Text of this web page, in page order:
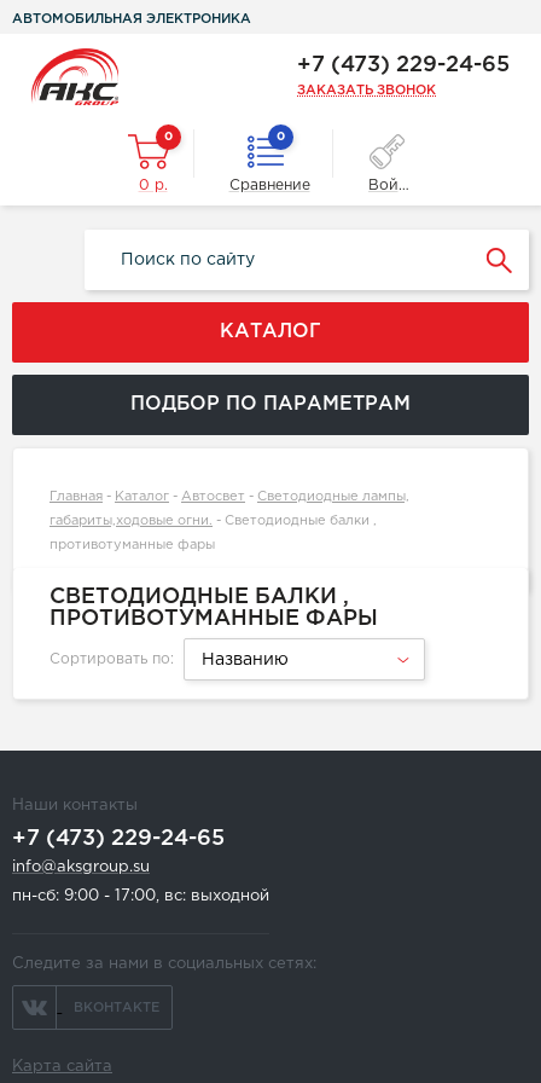
АВТОМОБИЛЬНАЯ ЭЛЕКТРОНИКА
+7 (473) 229-24-65
ЗАКАЗАТЬ ЗВОНОК
0
0 р.
0
Сравнение Войти
КАТАЛОГ
ПОДБОР ПО ПАРАМЕТРАМ
Главная - Каталог - Автосвет - Светодиодные лампы,
габариты,ходовые огни. - Светодиодные балки ,
противотуманные фары
СВЕТОДИОДНЫЕ БАЛКИ ,
ПРОТИВОТУМАННЫЕ ФАРЫ
Сортировать по: Названию
Наши контакты
+7 (473) 229-24-65
info@aksgroup.su
пн-сб: 9:00 - 17:00, вс: выходной
Следите за нами в социальных сетях:
ВКОНТАКТЕ
Карта сайта